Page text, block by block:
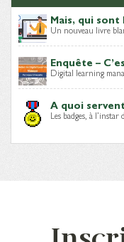
Mais, qui
Un nouveau livre
Enquête –
Digital learning
A quoi
Les badges, à